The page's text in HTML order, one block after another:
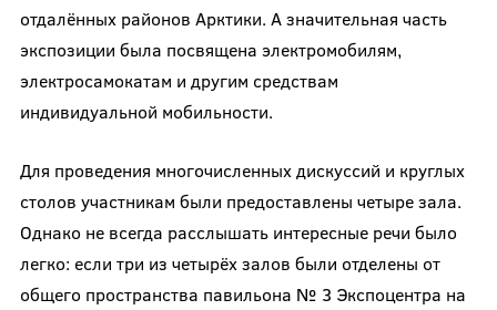
отдалённых районов Арктики. А значительная часть
экспозиции была посвящена электромобилям,
электросамокатам и другим средствам
индивидуальной мобильности.
Для проведения многочисленных дискуссий и круглых
столов участникам были предоставлены четыре зала.
Однако не всегда расслышать интересные речи было
легко: если три из четырёх залов были отделены от
общего пространства павильона № 3 Экспоцентра на